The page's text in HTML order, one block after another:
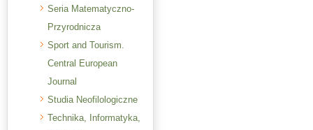
Seria Matematyczno-
Przyrodnicza
Sport and Tourism.
Central European
Journal
Studia Neofilologiczne
Technika, Informatyka,